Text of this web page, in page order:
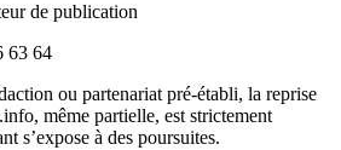
de publication
63 64
ou partenariat pré-établi, la reprise
même partielle, est strictement
s’expose à des poursuites.